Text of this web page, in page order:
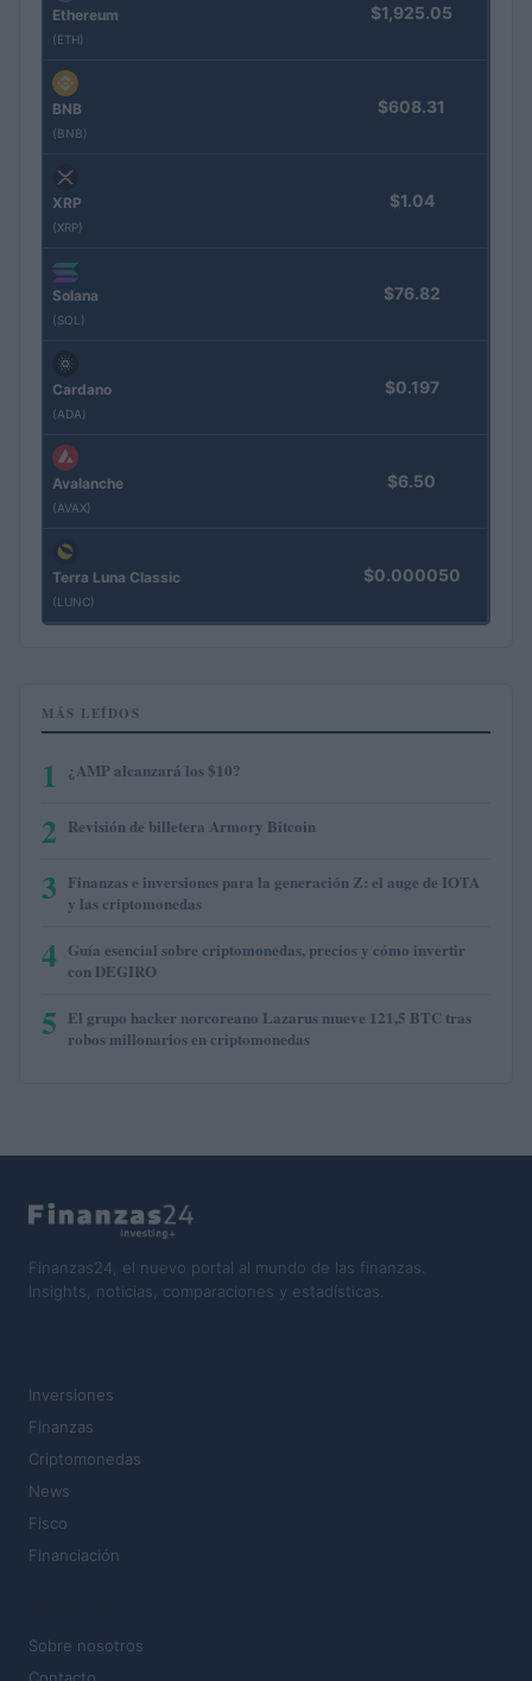
Ethereum
(ETH)
$1,925.05
BNB
(BNB)
$608.31
XRP
(XRP)
$1.04
Solana
(SOL)
$76.82
Cardano
(ADA)
$0.197
Avalanche
(AVAX)
$6.50
Terra Luna Classic
(LUNC)
$0.000050
MÁS LEÍDOS
1 ¿AMP alcanzará los $10?
2 Revisión de billetera Armory Bitcoin
3 Finanzas e inversiones para la generación Z: el auge de IOTA
y las criptomonedas
4 Guía esencial sobre criptomonedas, precios y cómo invertir
con DEGIRO
5 El grupo hacker norcoreano Lazarus mueve 121,5 BTC tras
robos millonarios en criptomonedas
Finanzas24, el nuevo portal al mundo de las finanzas.
Insights, noticias, comparaciones y estadísticas.
Inversiones
Finanzas
Criptomonedas
News
Fisco
Financiación
Sobre nosotros